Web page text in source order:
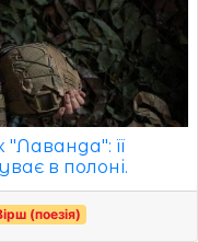
її
в полоні.
(поезія)